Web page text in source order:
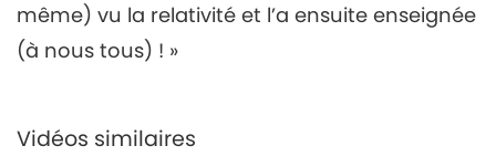
même) vu la relativité et l’a ensuite enseignée
(à nous tous) ! »
Vidéos similaires